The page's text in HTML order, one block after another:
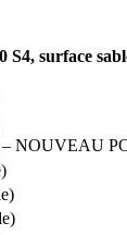
surface
– NOUVEAU